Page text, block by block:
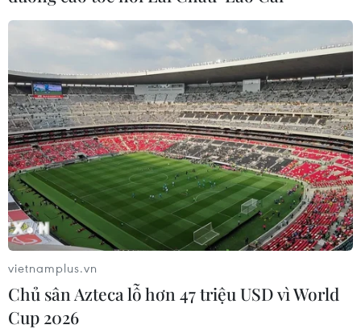
vietnamplus.vn
Chủ sân Azteca lỗ hơn 47 triệu USD vì World
Cup 2026